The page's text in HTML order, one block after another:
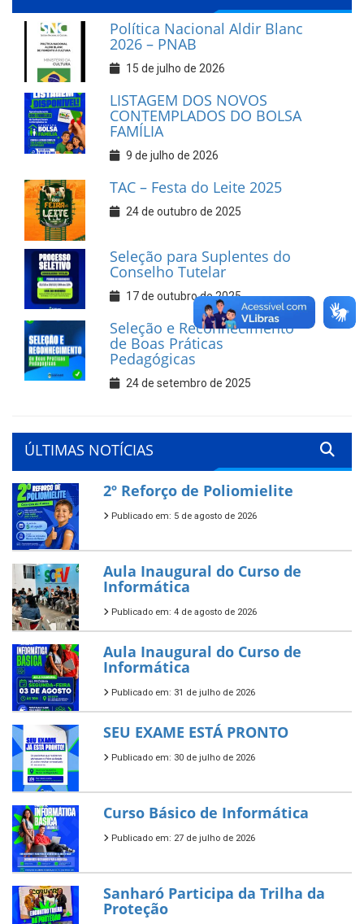
Política Nacional Aldir Blanc
2026 – PNAB
15 de julho de 2026
LISTAGEM DOS NOVOS
CONTEMPLADOS DO BOLSA
FAMÍLIA
9 de julho de 2026
TAC – Festa do Leite 2025
24 de outubro de 2025
Seleção para Suplentes do
Conselho Tutelar
17 de outubro de 2025
Seleção e Reconhecimento
de Boas Práticas
Pedagógicas
24 de setembro de 2025
ÚLTIMAS NOTÍCIAS
2º Reforço de Poliomielite
Publicado em: 5 de agosto de 2026
Aula Inaugural do Curso de
Informática
Publicado em: 4 de agosto de 2026
Aula Inaugural do Curso de
Informática
Publicado em: 31 de julho de 2026
SEU EXAME ESTÁ PRONTO
Publicado em: 30 de julho de 2026
Curso Básico de Informática
Publicado em: 27 de julho de 2026
Sanharó Participa da Trilha da
Proteção